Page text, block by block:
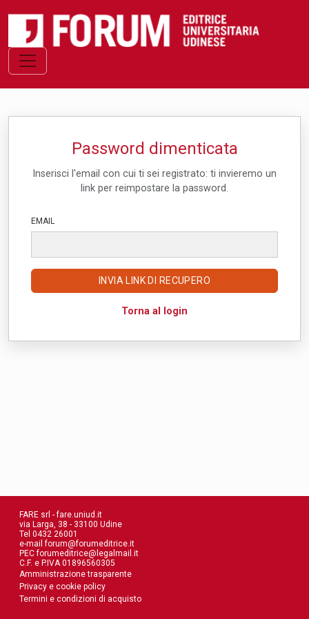
Password dimenticata
Inserisci l'email con cui ti sei registrato: ti invieremo un
link per reimpostare la password.
EMAIL
INVIA LINK DI RECUPERO
Torna al login
FARE srl -fare.uniud.it
via Larga, 38 - 33100 Udine
Tel 0432 26001
e-mailforum@forumeditrice.it
PECforumeditrice@legalmail.it
C.F. e P.IVA 01896560305
Amministrazione trasparente
Privacy e cookie policy
Termini e condizioni di acquisto